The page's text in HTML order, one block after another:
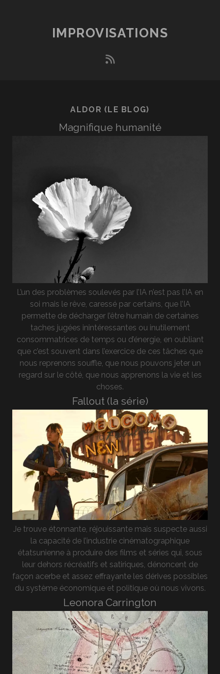
IMPROVISATIONS
rss
ALDOR (LE BLOG)
Magnifique humanité
L’un des problèmes soulevés par l’IA n’est pas l’IA en
soi mais le rêve, caressé par certains, que l’IA
permette de décharger l’être humain de certaines
taches jugées inintéressantes ou inutilement
consommatrices de temps ou d’énergie, en oubliant
que c’est souvent dans l’exercice de ces tâches que
nous reprenons souffle, que nous pouvons jeter un
regard sur le côté, que nous apprenons la vie et les
choses.
Fallout (la série)
Je trouve étonnante, réjouissante mais suspecte aussi
la capacité de l’industrie cinématographique
étatsunienne à produire des films et séries qui, sous
leur dehors récréatifs et satiriques, dénoncent de
façon acerbe et assez effrayante les dérives possibles
du système économique et politique où nous vivons.
Leonora Carrington